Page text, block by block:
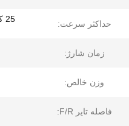
حداکثر سرعت:
زمان شارژ:
وزن خالص:
فاصله تایر F/R: